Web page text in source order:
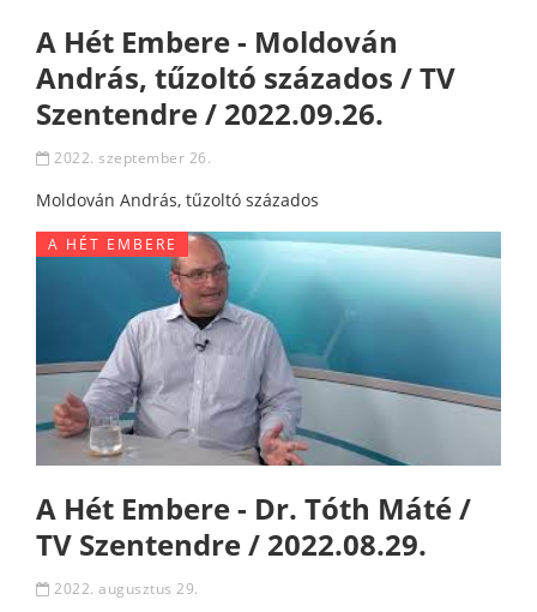
A Hét Embere - Moldován
András, tűzoltó százados / TV
Szentendre / 2022.09.26.
2022. szeptember 26.
Moldován András, tűzoltó százados
A HÉT EMBERE
A Hét Embere - Dr. Tóth Máté /
TV Szentendre / 2022.08.29.
2022. augusztus 29.